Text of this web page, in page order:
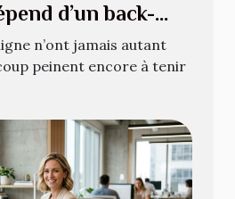
d’un back-
n’ont jamais autant
peinent encore à tenir